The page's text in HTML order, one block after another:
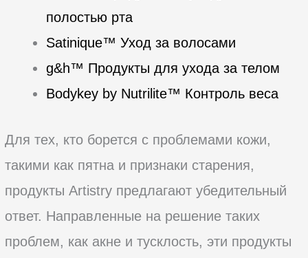
полостью рта
Satinique™ Уход за волосами
g&h™ Продукты для ухода за телом
Bodykey by Nutrilite™ Контроль веса
Для тех, кто борется с проблемами кожи,
такими как пятна и признаки старения,
продукты Artistry предлагают убедительный
ответ. Направленные на решение таких
проблем, как акне и тусклость, эти продукты